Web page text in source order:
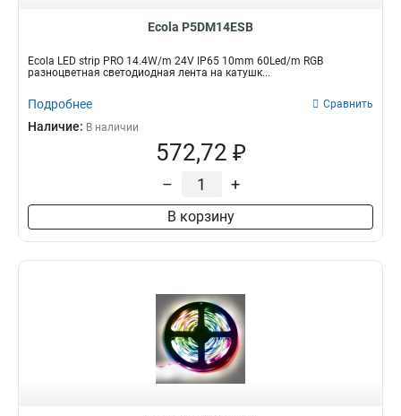
Ecola P5DM14ESB
Ecola LED strip PRO 14.4W/m 24V IP65 10mm 60Led/m RGB
разноцветная светодиодная лента на катушк...
Подробнее Сравнить
Наличие: В наличии
572,72 ₽
– +
В корзину